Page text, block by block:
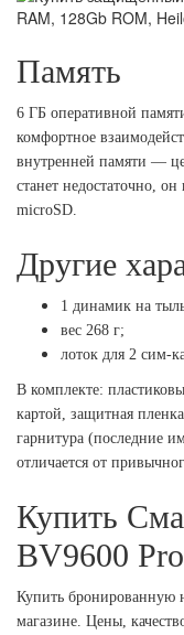
Память
6 ГБ оперативной
комфортное
внутренней памяти —
станет недостаточно, он
microSD.
Другие
1 динамик на
вес 268 г;
лоток для 2 сим-
В комплекте:
картой, защитная
гарнитура (последние
отличается от
Купить
BV9600 Pro
Купить бронированную
магазине. Цены,